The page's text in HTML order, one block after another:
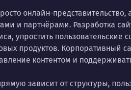
онлайн-
и партнёрами. Разработка
упростить пользовательские
продуктов. Корпоративный
контентом и
зависит от структуры,